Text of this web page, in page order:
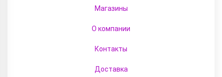
Магазины
О компании
Контакты
Доставка